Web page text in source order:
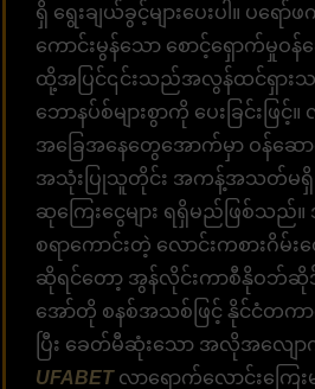
ရှိ ရွေးချယ်ခွင့်များပေးပါ။ ပရ
ကောင်းမွန်သော စောင့်ရှောက်မှုဝန်
ထို့အပြင်၎င်းသည်အလွန်ထင်ရှား
ဘောနပ်စ်များစွာကို ပေးခြင်းဖြ
အခြေအနေတွေအောက်မှာ ဝန်ဆေ
အသုံးပြုသူတိုင်း အကန့်အသတ်မရှိ ပ
ဆုကြေးငွေများ ရရှိမည်ဖြစ်သည်
စရာကောင်းတဲ့ လောင်းကစားဂိမ်
ဆိုရင်တော့ အွန်လိုင်းကာစီနိုဝဘ်ဆို
အော်တို စနစ်အသစ်ဖြင့် နိုင်ငံတကာ
ပြီး ခေတ်မီဆုံးသော အလိုအလျေ
UFABETလာရောက်လောင်းကြေး